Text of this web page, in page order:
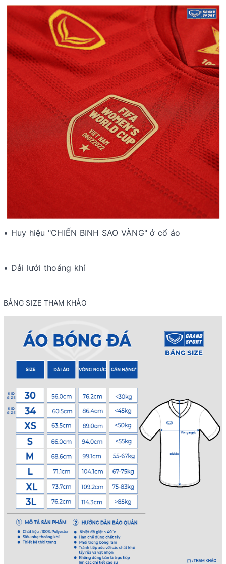
• Huy hiệu "CHIẾN BINH SAO VÀNG" ở cổ áo
• Dải lưới thoáng khí
BẢNG SIZE THAM KHẢO